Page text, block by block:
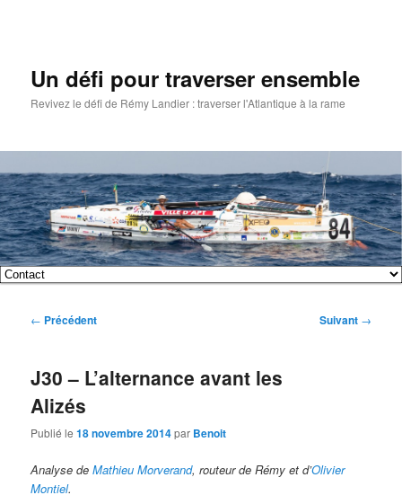
Un défi pour traverser ensemble
Revivez le défi de Rémy Landier : traverser l'Atlantique à la rame
Menu
Aller
au
principal
Aller
au
secondaire
Navigation
← Précédent Suivant →
J30 – L’alternance avant les
Alizés
Publié le18 novembre 2014par Benoit
Analyse deMathieu Morverand, routeur de Rémy et d’Olivier
Montiel.